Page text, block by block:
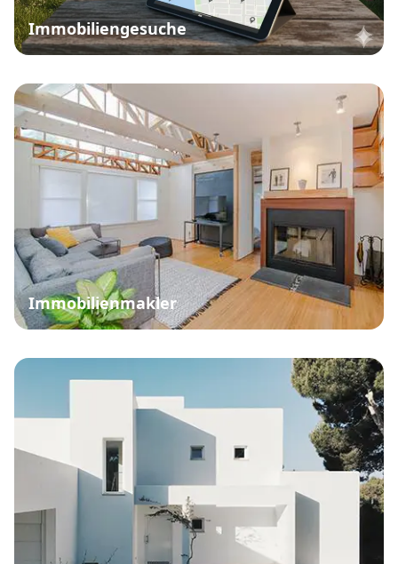
Immobiliengesuche
Immobilienmakler